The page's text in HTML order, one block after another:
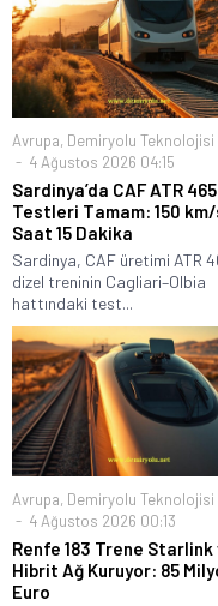
Avrupa, Demiryolu Teknolojisi
4 Ağustos 2026 04:15
Sardinya’da CAF ATR 465
Testleri Tamam: 150
Saat 15 Dakika
Sardinya, CAF üretimi ATR
dizel treninin Cagliari–Olbia
hattındaki test...
Avrupa, Demiryolu Teknolojisi
4 Ağustos 2026 00:13
Renfe 183 Trene Starlink
Hibrit Ağ Kuruyor: 85
Euro